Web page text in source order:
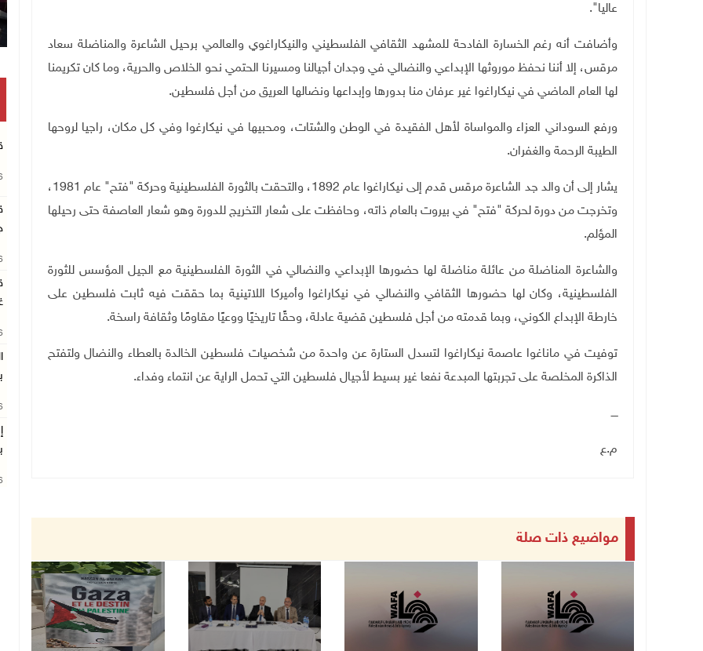
عاليا".
وأضافت أنه رغم الخسارة الفادحة للمشهد الثقافي الفلسطيني والنيكاراغوي والعالمي برحيل الشاعرة والمناضلة سعاد
مرقس، إلا أننا نحفظ موروثها الإبداعي والنضالي في وجدان أجيالنا ومسيرنا الحتمي نحو الخلاص والحرية، وما كان تكريمنا
لها العام الماضي في نيكاراغوا غير عرفان منا بدورها وإبداعها ونضالها العريق من أجل فلسطين.
ورفع السوداني العزاء والمواساة لأهل الفقيدة في الوطن والشتات، ومحبيها في نيكارغوا وفي كل مكان، راجيا لروحها
الطيبة الرحمة والغفران.
يشار إلى أن والد جد الشاعرة مرقس قدم إلى نيكاراغوا عام 1892، والتحقت بالثورة الفلسطينية وحركة "فتح" عام 1981،
وتخرجت من دورة لحركة "فتح" في بيروت بالعام ذاته، وحافظت على شعار التخريج للدورة وهو شعار العاصفة حتى رحيلها
المؤلم.
والشاعرة المناضلة من عائلة مناضلة لها حضورها الإبداعي والنضالي في الثورة الفلسطينية مع الجيل المؤسس للثورة
الفلسطينية، وكان لها حضورها الثقافي والنضالي في نيكاراغوا وأميركا اللاتينية بما حققت فيه ثابت فلسطين على
خارطة الإبداع الكوني، وبما قدمته من أجل فلسطين قضية عادلة، وحقًا تاريخيًا ووعيًا مقاومًا وثقافة راسخة.
توفيت في ماناغوا عاصمة نيكاراغوا لتسدل الستارة عن واحدة من شخصيات فلسطين الخالدة بالعطاء والنضال ولتفتح
الذاكرة المخلصة على تجربتها المبدعة نفعا غير بسيط لأجيال فلسطين التي تحمل الراية عن انتماء وفداء.
ــــ
م.ع
مواضيع ذات صلة